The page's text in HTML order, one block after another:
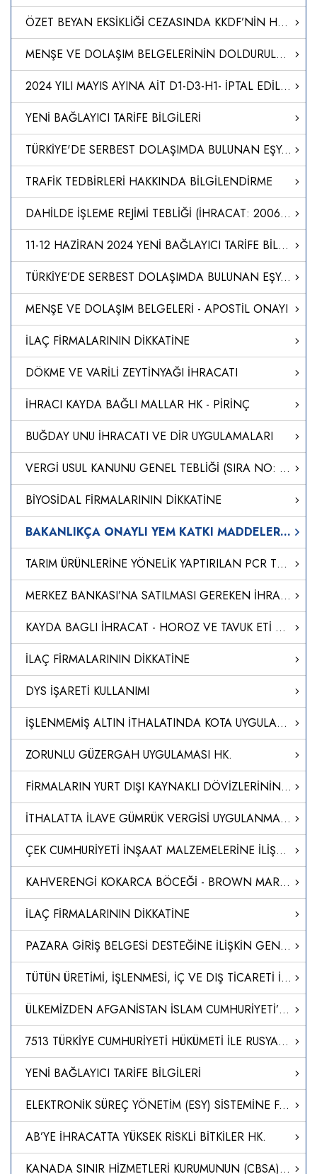
ÖZET BEYAN EKSİKLİĞİ CEZASINDA KKDF’NİN HESAPLAMAYA DAHİL EDİLMEYECEĞİ
MENŞE VE DOLAŞIM BELGELERİNİN DOLDURULMASI
2024 YILI MAYIS AYINA AİT D1-D3-H1- İPTAL EDİLEN DİİB LİSTELERİ
YENİ BAĞLAYICI TARİFE BİLGİLERİ
TÜRKİYE'DE SERBEST DOLAŞIMDA BULUNAN EŞYANIN SERBEST BÖLGEDEN TÜRKİYE'YE İTHALİ
TRAFİK TEDBİRLERİ HAKKINDA BİLGİLENDİRME
DAHİLDE İŞLEME REJİMİ TEBLİĞİ (İHRACAT: 2006/12)’NDE DEĞİŞİKLİK YAPILMASINA DAİR TEBLİĞ (İHRACAT: 2024/2)
11-12 HAZİRAN 2024 YENİ BAĞLAYICI TARİFE BİLGİLERİ
TÜRKİYE’DE SERBEST DOLAŞIMDA BULUNAN EŞYANIN SERBEST BÖLGEDEN TÜRKİYE’YE İTHALİ
MENŞE VE DOLAŞIM BELGELERİ - APOSTİL ONAYI
İLAÇ FİRMALARININ DİKKATİNE
DÖKME VE VARİLİ ZEYTİNYAĞI İHRACATI
İHRACI KAYDA BAĞLI MALLAR HK - PİRİNÇ
BUĞDAY UNU İHRACATI VE DİR UYGULAMALARI
VERGİ USUL KANUNU GENEL TEBLİĞİ (SIRA NO: 435)'NDE DEĞİŞİKLİK YAPILMASINA DAİR TEBLİĞ (SIRA NO: 562)
BİYOSİDAL FİRMALARININ DİKKATİNE
BAKANLIKÇA ONAYLI YEM KATKI MADDELERİ LİSTESİ GÜNCELLENDİ
TARIM ÜRÜNLERİNE YÖNELİK YAPTIRILAN PCR TESTLERİ
MERKEZ BANKASI’NA SATILMASI GEREKEN İHRACAT DÖVİZ GELİRİ ORANI YÜZDE 30'A İNDİRİLDİ
KAYDA BAGLI İHRACAT - HOROZ VE TAVUK ETİ KAYIT UYGULAMASI HK.
İLAÇ FİRMALARININ DİKKATİNE
DYS İŞARETİ KULLANIMI
İŞLENMEMİŞ ALTIN İTHALATINDA KOTA UYGULAMASI
ZORUNLU GÜZERGAH UYGULAMASI HK.
FİRMALARIN YURT DIŞI KAYNAKLI DÖVİZLERİNİN TÜRK LİRASINA DÖNÜŞÜMÜNÜN DESTEKLENMESİ HAKKINDA TEBLİĞ (SAYI: 2023/5)’DE DEĞİŞİKLİK YAPILMASINA DAİR TEBLİĞ (SAYI: 2024/14)
İTHALATTA İLAVE GÜMRÜK VERGİSİ UYGULANMASINA İLİŞKİN KARARDA DEĞİŞİKLİK YAPILMASINA DAİR KARAR (KARAR SAYISI: 8639)
ÇEK CUMHURİYETİ İNŞAAT MALZEMELERİNE İLİŞKİN ULUSAL DÜZENLEME
KAHVERENGİ KOKARCA BÖCEĞİ - BROWN MARMORATED STİNK BUG (BMSB)” İLE MÜCADELE TEDBİRLERİ
İLAÇ FİRMALARININ DİKKATİNE
PAZARA GİRİŞ BELGESİ DESTEĞİNE İLİŞKİN GENELGE GÜNCELLENDİ
TÜTÜN ÜRETİMİ, İŞLENMESİ, İÇ VE DIŞ TİCARETİ İLE İLGİLİ USUL VE ESASLAR HAKKINDA YÖNETMELİKTE DEĞİŞİKLİK YAPILMASINA DAİR YÖNETMELİK
ÜLKEMİZDEN AFGANİSTAN İSLAM CUMHURİYETİ’NE GÖNDERİLECEK İNSANİ YARDIM MALZEMELERİNİN DEMİRYOLUYLA SEVKİ AMACIYLA TÜRKİYE CUMHURİYETİ DEVLET DEMİRYOLLARI TAŞIMACILIK A.Ş. GENEL MÜDÜRLÜĞÜNÜN GÖREVLENDİRİLMESİNE İLİŞKİN KARAR (KARAR SAYISI: 8613)
7513 TÜRKİYE CUMHURİYETİ HÜKÜMETİ İLE RUSYA FEDERASYONU HÜKÜMETİ ARASINDA ULUSLARARASI KARAYOLU TAŞIMACILIĞI ANLAŞMASININ ONAYLANMASININ UYGUN BULUNDUĞUNA DAİR KANUN
YENİ BAĞLAYICI TARİFE BİLGİLERİ
ELEKTRONİK SÜREÇ YÖNETİM (ESY) SİSTEMİNE FARMAKOVİJİLANS YETKİLİ/VEKİL KAYITLARININ TAŞINMASI
AB’YE İHRACATTA YÜKSEK RİSKLİ BİTKİLER HK.
KANADA SINIR HİZMETLERİ KURUMUNUN (CBSA) YENİ DİJİTAL KAYIT SİSTEMİ CARM-II HAKKINDA